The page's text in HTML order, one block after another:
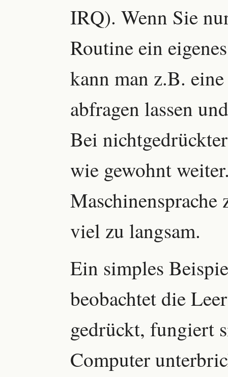
IRQ). Wenn Sie
Routine ein
kann man z.B.
abfragen lassen
Bei
wie gewohnt
Maschinensprache
viel zu langsam.
Ein simples
beobachtet die
gedrückt, fungiert
Computer